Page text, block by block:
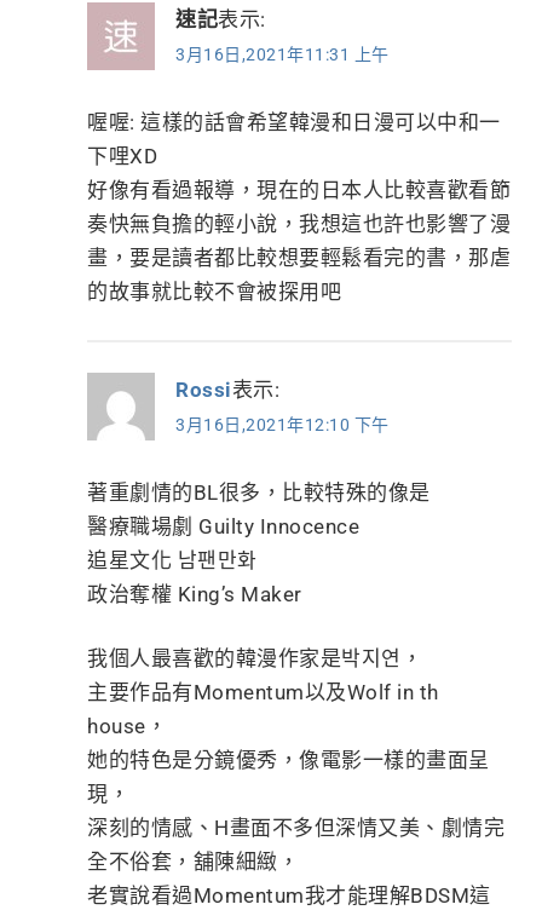
速記表示:
3月16日,2021年11:31 上午
喔喔: 這樣的話會希望韓漫和日漫可以中和一
下哩XD
好像有看過報導，現在的日本人比較喜歡看節
奏快無負擔的輕小說，我想這也許也影響了漫
畫，要是讀者都比較想要輕鬆看完的書，那虐
的故事就比較不會被探用吧
Rossi表示:
3月16日,2021年12:10 下午
著重劇情的BL很多，比較特殊的像是
醫療職場劇 Guilty Innocence
追星文化 남팬만화
政治奪權 King’s Maker
我個人最喜歡的韓漫作家是박지연，
主要作品有Momentum以及Wolf in th
house，
她的特色是分鏡優秀，像電影一樣的畫面呈
現，
深刻的情感、H畫面不多但深情又美、劇情完
全不俗套，舖陳細緻，
老實說看過Momentum我才能理解BDSM這